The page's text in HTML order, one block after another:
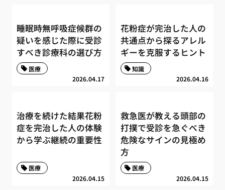
睡眠時無呼吸症候群の
疑いを感じた際に受診
すべき診療科の選び方
2026.04.17
医療
花粉症が完治した人の
共通点から探るアレル
ギーを克服するヒント
2026.04.16
知識
治療を続けた結果花粉
症を完治した人の体験
から学ぶ継続の重要性
2026.04.15
医療
救急医が教える頭部の
打撲で受診を急ぐべき
危険なサインの見極め
方
2026.04.15
医療